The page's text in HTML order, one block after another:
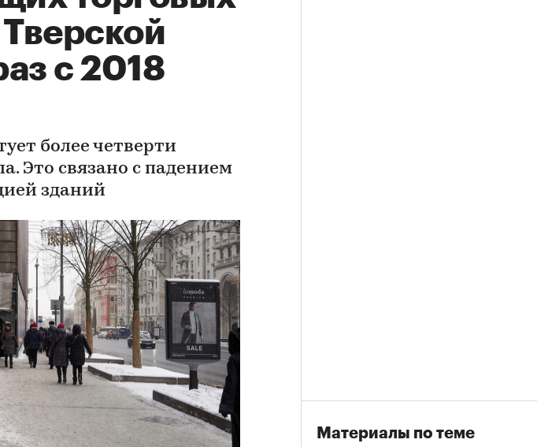
с 2018
более четверти
Это связано с падением
зданий
Материалы по теме